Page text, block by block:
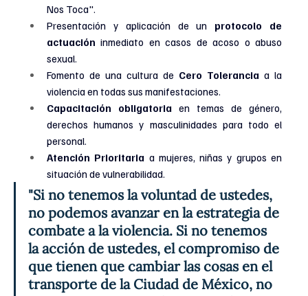
Nos Toca".
Presentación y aplicación de un protocolo de
actuación inmediato en casos de acoso o abuso
sexual.
Fomento de una cultura de Cero Tolerancia a la
violencia en todas sus manifestaciones.
Capacitación obligatoria en temas de género,
derechos humanos y masculinidades para todo el
personal.
Atención Prioritaria a mujeres, niñas y grupos en
situación de vulnerabilidad.
"Si no tenemos la voluntad de ustedes,
no podemos avanzar en la estrategia de
combate a la violencia. Si no tenemos
la acción de ustedes, el compromiso de
que tienen que cambiar las cosas en el
transporte de la Ciudad de México, no